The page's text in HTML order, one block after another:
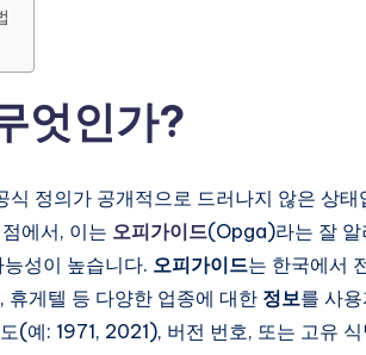
엇인가?
식 정의가 공개적으로 드러나지 않은 상
에서, 이는 오피가이드(Opga)라는 잘 알
성이 높습니다. 오피가이드는 한국에서
휴게텔 등 다양한 업종에 대한 정보를 사
(예: 1971, 2021), 버전 번호, 또는 고유